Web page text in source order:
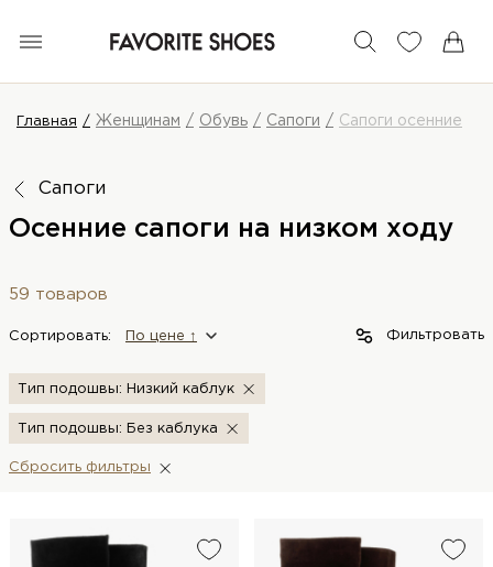
Главная Женщинам Обувь Сапоги Сапоги осенние
Сапоги
Осенние сапоги на низком ходу
59 товаров
Сортировать: По цене ↑ Фильтровать
Тип подошвы: Низкий каблук
Тип подошвы: Без каблука
Сбросить фильтры